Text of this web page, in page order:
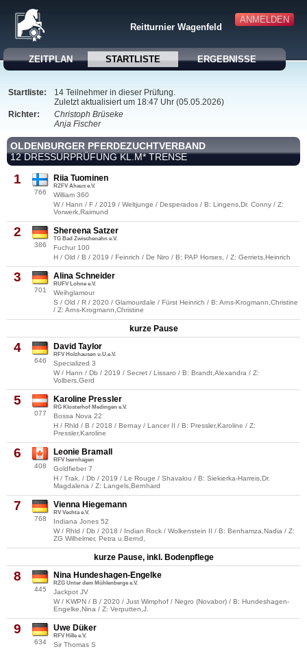
ANMELDEN
Reitturnier Wagenfeld
ZEITPLAN STARTLISTE ERGEBNISSE
Startliste:
14 Teilnehmer in dieser Prüfung.
Zuletzt aktualisiert um 18:47 Uhr (05.05.2026)
Richter:
Christoph Brüseke
Anja Fischer
OLDENBURGER PFERDEZUCHTVERBAND
12 DRESSURPRÜFUNG KL.M* TRENSE
1
766
Riia Tuominen
RZFV Ahaus e.V.
William 360
W / Hann / F / 2019 / Weltjunge / Desperados / B: Lingens,Dr. Conny / Z:
Vorwerk,Raimund
2
386
Shereena Satzer
TG Bad Zwischenahn e.V.
Fuchur 100
H / Old / B / 2019 / Feinrich / De Niro / B: PAP Horses, / Z: Gerriets,Heinrich
3
701
Alina Schneider
RUFV Lohne e.V.
Weihglamour
S / Old / R / 2020 / Glamourdale / Fürst Heinrich / B: Arns-Krogmann,Christine
/ Z: Arns-Krogmann,Christine
kurze Pause
4
646
David Taylor
RFV Holzhausen u.U.e.V.
Specialized 3
W / Hann / Db / 2019 / Secret / Lissaro / B: Brandt,Alexandra / Z:
Volbers,Gerd
5
077
Karoline Pressler
RG Klosterhof Medingen e.V.
Bossa Nova 22
H / Rhld / B / 2018 / Bernay / Lancer II / B: Pressler,Karoline / Z:
Pressler,Karoline
6
408
Leonie Bramall
RFV Isernhagen
Goldfieber 7
H / Trak. / Db / 2019 / Le Rouge / Shavalou / B: Siekierka-Harreis,Dr.
Magdalena / Z: Langels,Bernhard
7
768
Vienna Hiegemann
RV Vechta e.V.
Indiana Jones 52
W / Rhld / Db / 2018 / Indian Rock / Wolkenstein II / B: Benhamza,Nadia / Z:
ZG Wilhelmer, Petra u.Bernd,
kurze Pause, inkl. Bodenpflege
8
445
Nina Hundeshagen-Engelke
RZG Unter dem Mühlenberge e.V.
Jackpot JV
W / KWPN / B / 2020 / Just Wimphof / Negro (Novabor) / B: Hundeshagen-
Engelke,Nina / Z: Verputten,J.
9
634
Uwe Düker
RFV Hille e.V.
Sir Thomas S